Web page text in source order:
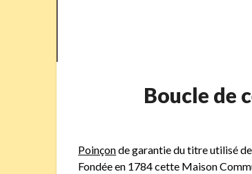
Boucle de
Poinçonde garantie du titre utilisé
Fondée en 1784 cette Maison